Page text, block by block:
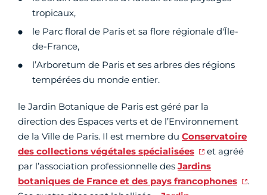
tropicaux,
le Parc floral de Paris et sa flore régionale d'Île-
de-France,
l’Arboretum de Paris et ses arbres des régions
tempérées du monde entier.
le Jardin Botanique de Paris est géré par la
direction des Espaces verts et de l’Environnement
de la Ville de Paris. Il est membre du Conservatoire
des collections végétales spécialisées
et agréé
par l’association professionnelle des Jardins
botaniques de France et des pays francophones
.